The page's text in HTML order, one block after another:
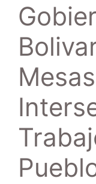
Mesas